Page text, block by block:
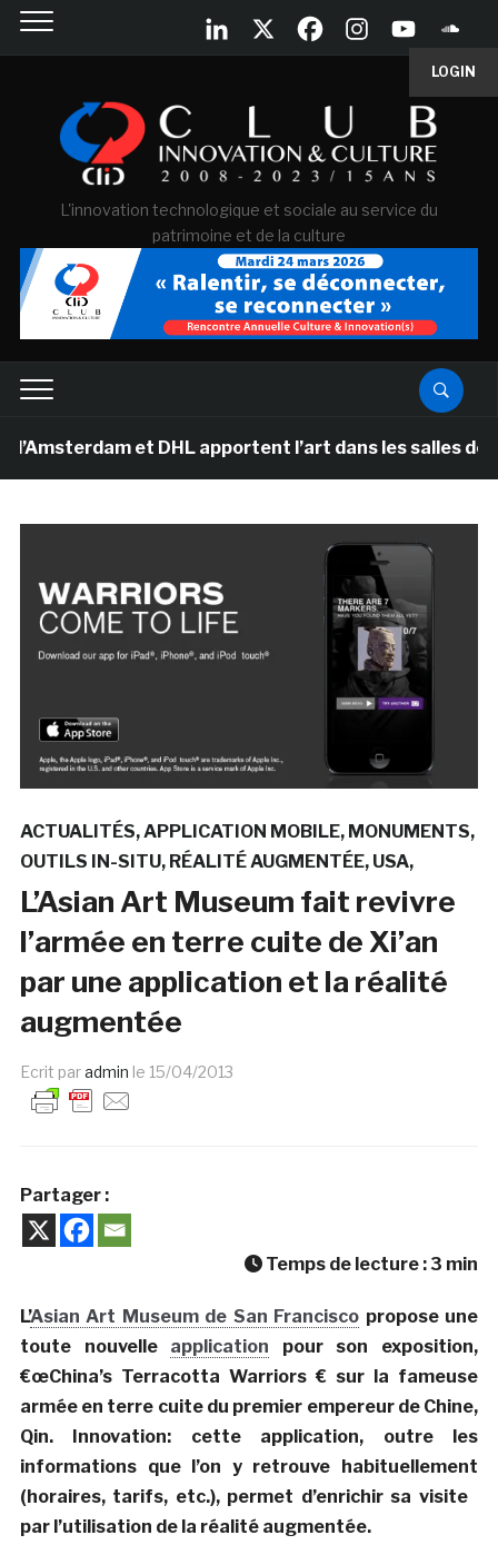
LOGIN
L'innovation technologique et sociale au service du
patrimoine et de la culture
et DHL apportent l’art dans les salles de classe
ACTUALITÉS APPLICATION MOBILE MONUMENTS
OUTILS IN-SITU RÉALITÉ AUGMENTÉE USA
L’Asian Art Museum fait revivre
l’armée en terre cuite de Xi’an
par une application et la réalité
augmentée
Ecrit paradmin le 15/04/2013
Partager :
Temps de lecture : 3 min
L’Asian Art Museum de San Francisco propose une
toute nouvelle application pour son exposition,
€œChina’s Terracotta Warriors € sur la fameuse
armée en terre cuite du premier empereur de Chine,
Qin. Innovation: cette application, outre les
informations que l’on y retrouve habituellement
(horaires, tarifs, etc.), permet d’enrichir sa visite
par l’utilisation de la réalité augmentée.